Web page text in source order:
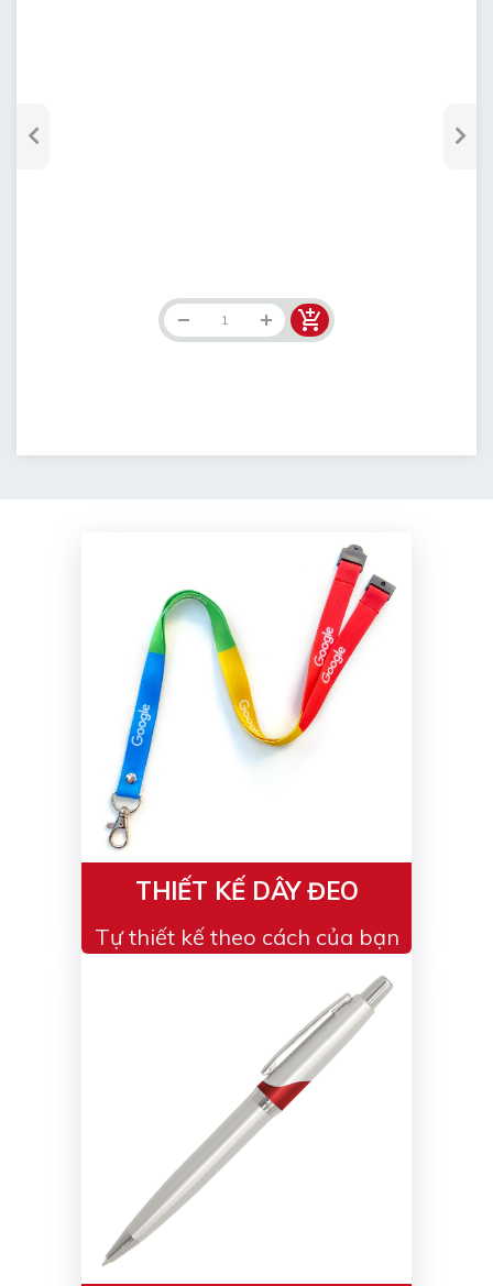
THIẾT KẾ DÂY ĐEO
Tự thiết kế theo cách của bạn